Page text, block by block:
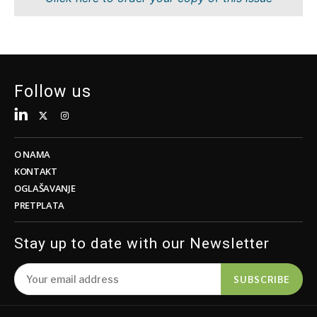
Održivost
Tehnologija
Telekomunikacije
Prevoz
Trgovina
Insights
Intervju
Okrugli
sto
Održivost
Turizam
Trgovina
Insights
Intervju
Mišljenje
Okrugli
sto
Analiza
Follow us
O NAMA
KONTAKT
OGLAŠAVANJE
PRETPLATA
Stay up to date with our Newsletter
SUBSCRIBE